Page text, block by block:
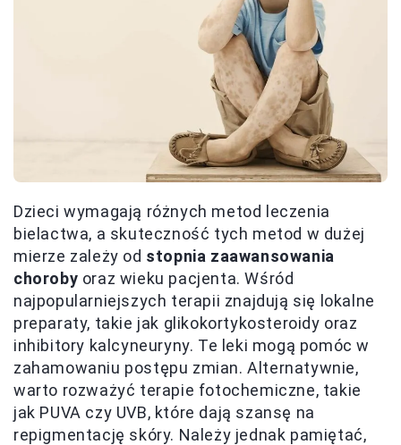
Dzieci wymagają różnych metod leczenia
bielactwa, a skuteczność tych metod w dużej
mierze zależy od stopnia zaawansowania
choroby oraz wieku pacjenta. Wśród
najpopularniejszych terapii znajdują się lokalne
preparaty, takie jak glikokortykosteroidy oraz
inhibitory kalcyneuryny. Te leki mogą pomóc w
zahamowaniu postępu zmian. Alternatywnie,
warto rozważyć terapie fotochemiczne, takie
jak PUVA czy UVB, które dają szansę na
repigmentację skóry. Należy jednak pamiętać,